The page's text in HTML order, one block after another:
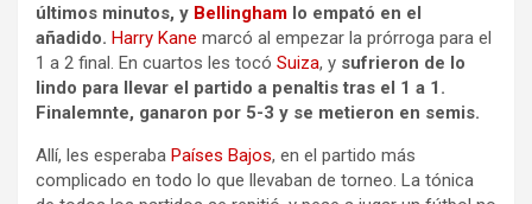
últimos minutos, y Bellingham lo empató en el
añadido. Harry Kane marcó al empezar la prórroga para el
1 a 2 final. En cuartos les tocó Suiza, y sufrieron de lo
lindo para llevar el partido a penaltis tras el 1 a 1.
Finalemnte, ganaron por 5-3 y se metieron en semis.
Allí, les esperaba Países Bajos, en el partido más
complicado en todo lo que llevaban de torneo. La tónica